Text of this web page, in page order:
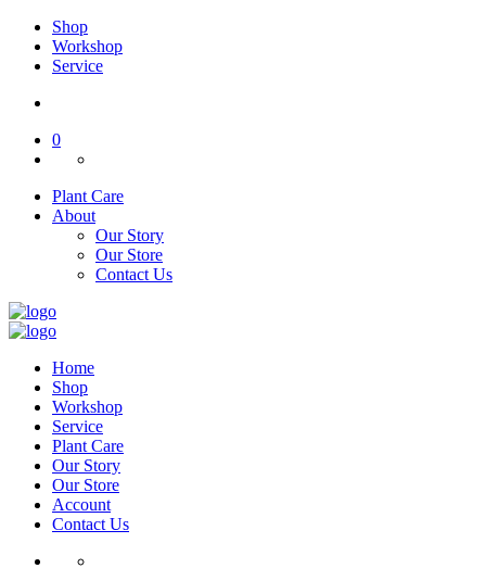
Shop
Workshop
Service
0
Plant Care
About
Our Story
Our Store
Contact Us
Home
Shop
Workshop
Service
Plant Care
Our Story
Our Store
Account
Contact Us